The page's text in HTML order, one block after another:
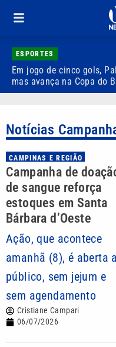
ESPORTES
Em jogo de cinco gols,
mas avança na Copa do
Notícias
CAMPINAS E REGIÃO
Campanha de
de sangue reforça
estoques em Santa
Bárbara d’Oeste
Ação, que acontece
amanhã (8), é aberta
público, sem jejum e
sem agendamento
Cristiane Campari
06/07/2026